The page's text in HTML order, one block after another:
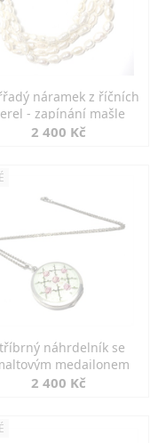
náramek z říčních
- zapínání mašle
2 400 Kč
náhrdelník se
medailonem
2 400 Kč